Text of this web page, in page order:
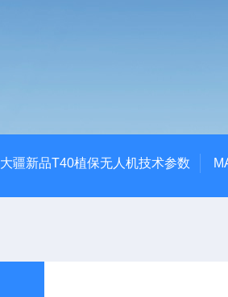
大疆新品T40植保无人机技术参数